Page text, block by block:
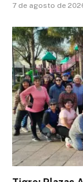
7 de agosto de